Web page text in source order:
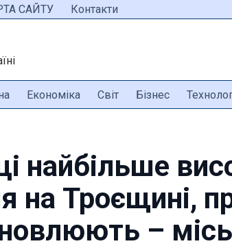
САЙТУ Контакти
Економіка Світ Бізнес
найбільше
на Троєщині,
–